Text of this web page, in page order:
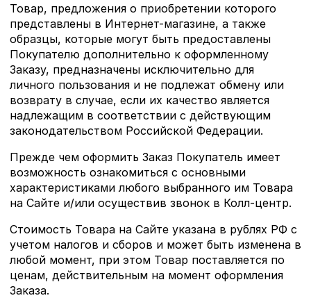
Товар, предложения о приобретении которого
представлены в Интернет-магазине, а также
образцы, которые могут быть предоставлены
Покупателю дополнительно к оформленному
Заказу, предназначены исключительно для
личного пользования и не подлежат обмену или
возврату в случае, если их качество является
надлежащим в соответствии с действующим
законодательством Российской Федерации.
Прежде чем оформить Заказ Покупатель имеет
возможность ознакомиться с основными
характеристиками любого выбранного им Товара
на Сайте и/или осуществив звонок в Колл-центр.
Стоимость Товара на Сайте указана в рублях РФ с
учетом налогов и сборов и может быть изменена в
любой момент, при этом Товар поставляется по
ценам, действительным на момент оформления
Заказа.